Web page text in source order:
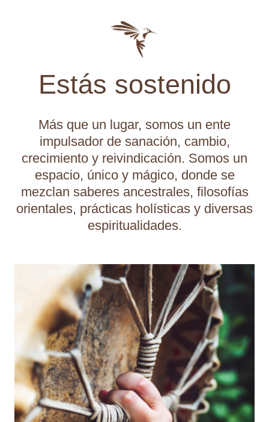
Estás sostenido
Más que un lugar, somos un ente
impulsador de sanación, cambio,
crecimiento y reivindicación. Somos un
espacio, único y mágico, donde se
mezclan saberes ancestrales, filosofías
orientales, prácticas holísticas y diversas
espiritualidades.